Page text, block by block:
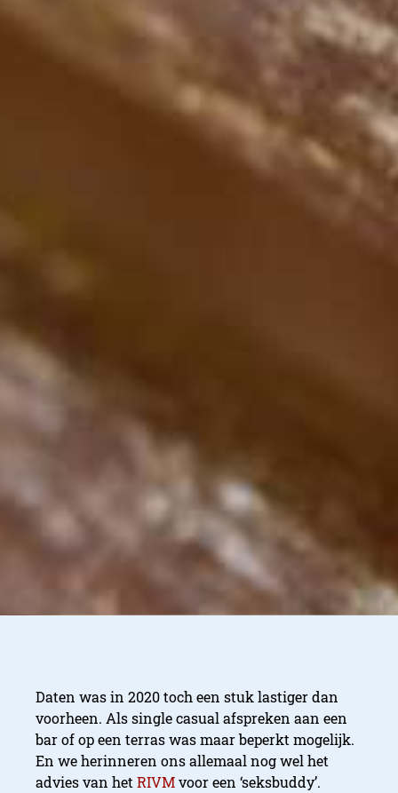
In 2021
‘slow daten’:
dat
Daten was in 2020 toch een stuk lastiger dan
voorheen. Als single casual afspreken aan een
bar of op een terras was maar beperkt mogelijk.
En we herinneren ons allemaal nog wel het
advies van het RIVMvoor een ‘seksbuddy’.